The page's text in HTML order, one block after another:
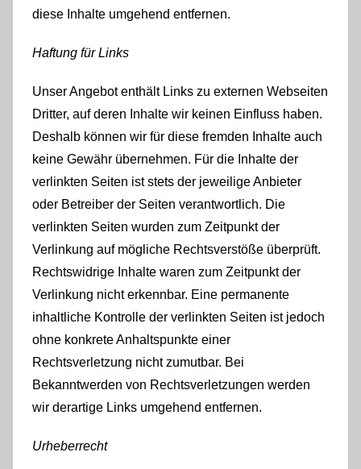
diese Inhalte umgehend entfernen.
Haftung für Links
Unser Angebot enthält Links zu externen Webseiten
Dritter, auf deren Inhalte wir keinen Einfluss haben.
Deshalb können wir für diese fremden Inhalte auch
keine Gewähr übernehmen. Für die Inhalte der
verlinkten Seiten ist stets der jeweilige Anbieter
oder Betreiber der Seiten verantwortlich. Die
verlinkten Seiten wurden zum Zeitpunkt der
Verlinkung auf mögliche Rechtsverstöße überprüft.
Rechtswidrige Inhalte waren zum Zeitpunkt der
Verlinkung nicht erkennbar. Eine permanente
inhaltliche Kontrolle der verlinkten Seiten ist jedoch
ohne konkrete Anhaltspunkte einer
Rechtsverletzung nicht zumutbar. Bei
Bekanntwerden von Rechtsverletzungen werden
wir derartige Links umgehend entfernen.
Urheberrecht